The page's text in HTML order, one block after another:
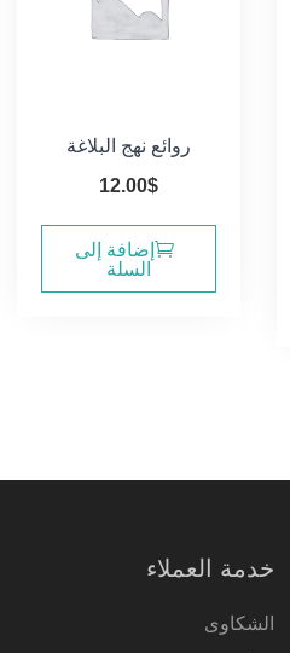
روائع نهج البلاغة
12.00$
إضافة إلى
السلة
خدمة العملاء
الشكاوى